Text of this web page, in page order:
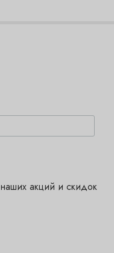
акций и скидок